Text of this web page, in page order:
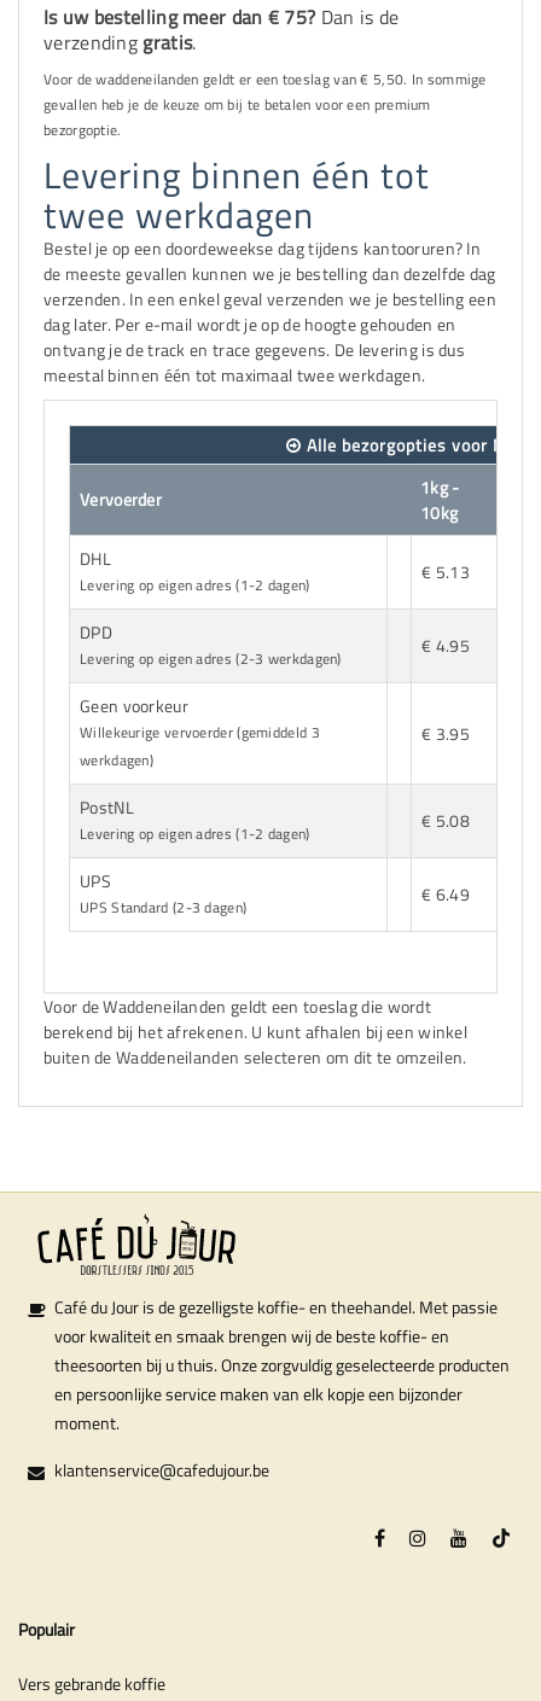
Is uw bestelling meer dan € 75? Dan is de
verzendinggratis.
Voor de waddeneilanden geldt er een toeslag van € 5,50. In sommige
gevallen heb je de keuze om bij te betalen voor een premium
bezorgoptie.
Levering binnen één tot
twee werkdagen
Bestel je op een doordeweekse dag tijdens kantooruren? In
de meeste gevallen kunnen we je bestelling dan dezelfde dag
verzenden. In een enkel geval verzenden we je bestelling een
dag later. Per e-mail wordt je op de hoogte gehouden en
ontvang je de track en trace gegevens. De levering is dus
meestal binnen één tot maximaal twee werkdagen.
Alle bezorgopties voor
Vervoerder
1kg -
10kg
DHL
Levering op eigen adres (1-2 dagen)
€ 5.13
DPD
Levering op eigen adres (2-3 werkdagen)
€ 4.95
Geen voorkeur
Willekeurige vervoerder (gemiddeld 3
werkdagen)
€ 3.95
PostNL
Levering op eigen adres (1-2 dagen)
€ 5.08
UPS
UPS Standard (2-3 dagen)
€ 6.49
Voor de Waddeneilanden geldt een toeslag die wordt
berekend bij het afrekenen. U kunt afhalen bij een winkel
buiten de Waddeneilanden selecteren om dit te omzeilen.
Café du Jour is de gezelligste koffie- en theehandel. Met passie
voor kwaliteit en smaak brengen wij de beste koffie- en
theesoorten bij u thuis. Onze zorgvuldig geselecteerde producten
en persoonlijke service maken van elk kopje een bijzonder
moment.
klantenservice@cafedujour.be
Populair
Vers gebrande koffie